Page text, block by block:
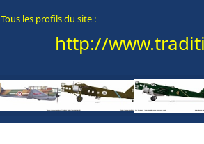
Tous les profils du site :
http://